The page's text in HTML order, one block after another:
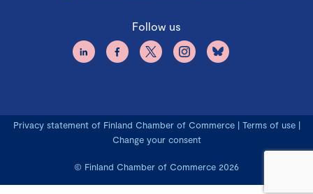
Follow us
© Finland Chamber of Commerce 2026
Privacy statement of Finland Chamber of Commerce| Terms of use|
Change your consent